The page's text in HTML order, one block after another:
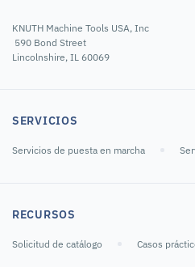
KNUTH Machine Tools USA, Inc
590 Bond Street
Lincolnshire, IL 60069
SERVICIOS
Servicios de puesta en marcha
RECURSOS
Solicitud de catálogo Casos